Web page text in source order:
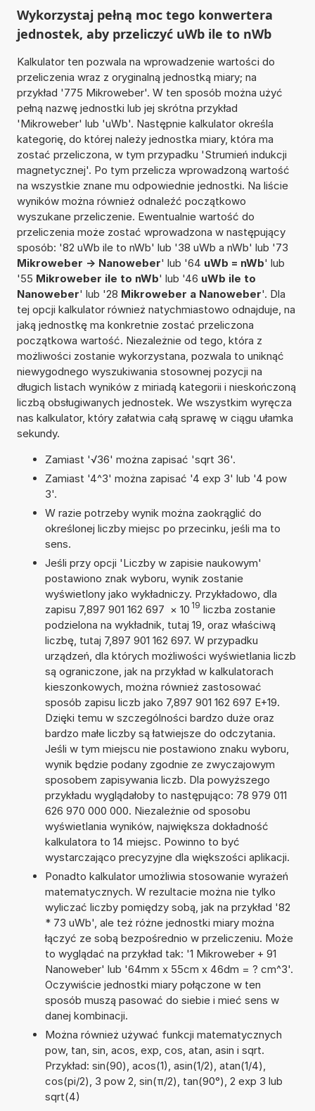
Wykorzystaj pełną moc tego konwertera
jednostek, aby przeliczyć uWb ile to nWb
Kalkulator ten pozwala na wprowadzenie wartości do
przeliczenia wraz z oryginalną jednostką miary; na
przykład '775 Mikroweber'. W ten sposób można użyć
pełną nazwę jednostki lub jej skrótna przykład
'Mikroweber' lub 'uWb'. Następnie kalkulator określa
kategorię, do której należy jednostka miary, która ma
zostać przeliczona, w tym przypadku 'Strumień indukcji
magnetycznej'. Po tym przelicza wprowadzoną wartość
na wszystkie znane mu odpowiednie jednostki. Na liście
wyników można również odnaleźć początkowo
wyszukane przeliczenie. Ewentualnie wartość do
przeliczenia może zostać wprowadzona w następujący
sposób: '82 uWb ile to nWb' lub '38 uWb a nWb' lub '73
Mikroweber -> Nanoweber' lub '64 uWb = nWb' lub
'55 Mikroweber ile to nWb' lub '46 uWb ile to
Nanoweber' lub '28 Mikroweber a Nanoweber'. Dla
tej opcji kalkulator również natychmiastowo odnajduje, na
jaką jednostkę ma konkretnie zostać przeliczona
początkowa wartość. Niezależnie od tego, która z
możliwości zostanie wykorzystana, pozwala to uniknąć
niewygodnego wyszukiwania stosownej pozycji na
długich listach wyników z miriadą kategorii i nieskończoną
liczbą obsługiwanych jednostek. We wszystkim wyręcza
nas kalkulator, który załatwia całą sprawę w ciągu ułamka
sekundy.
Zamiast '√36' można zapisać 'sqrt 36'.
Zamiast '4^3' można zapisać '4 exp 3' lub '4 pow
3'.
W razie potrzeby wynik można zaokrąglić do
określonej liczby miejsc po przecinku, jeśli ma to
sens.
Jeśli przy opcji 'Liczby w zapisie naukowym'
postawiono znak wyboru, wynik zostanie
wyświetlony jako wykładniczy. Przykładowo, dla
zapisu 7,897 901 162 697 × 10 19 liczba zostanie
podzielona na wykładnik, tutaj 19, oraz właściwą
liczbę, tutaj 7,897 901 162 697. W przypadku
urządzeń, dla których możliwości wyświetlania liczb
są ograniczone, jak na przykład w kalkulatorach
kieszonkowych, można również zastosować
sposób zapisu liczb jako 7,897 901 162 697 E+19.
Dzięki temu w szczególności bardzo duże oraz
bardzo małe liczby są łatwiejsze do odczytania.
Jeśli w tym miejscu nie postawiono znaku wyboru,
wynik będzie podany zgodnie ze zwyczajowym
sposobem zapisywania liczb. Dla powyższego
przykładu wyglądałoby to następująco: 78 979 011
626 970 000 000. Niezależnie od sposobu
wyświetlania wyników, największa dokładność
kalkulatora to 14 miejsc. Powinno to być
wystarczająco precyzyjne dla większości aplikacji.
Ponadto kalkulator umożliwia stosowanie wyrażeń
matematycznych. W rezultacie można nie tylko
wyliczać liczby pomiędzy sobą, jak na przykład '82
* 73 uWb', ale też różne jednostki miary można
łączyć ze sobą bezpośrednio w przeliczeniu. Może
to wyglądać na przykład tak: '1 Mikroweber + 91
Nanoweber' lub '64mm x 55cm x 46dm = ? cm^3'.
Oczywiście jednostki miary połączone w ten
sposób muszą pasować do siebie i mieć sens w
danej kombinacji.
Można również używać funkcji matematycznych
pow, tan, sin, acos, exp, cos, atan, asin i sqrt.
Przykład: sin(90), acos(1), asin(1/2), atan(1/4),
cos(pi/2), 3 pow 2, sin(π/2), tan(90°), 2 exp 3 lub
sqrt(4)